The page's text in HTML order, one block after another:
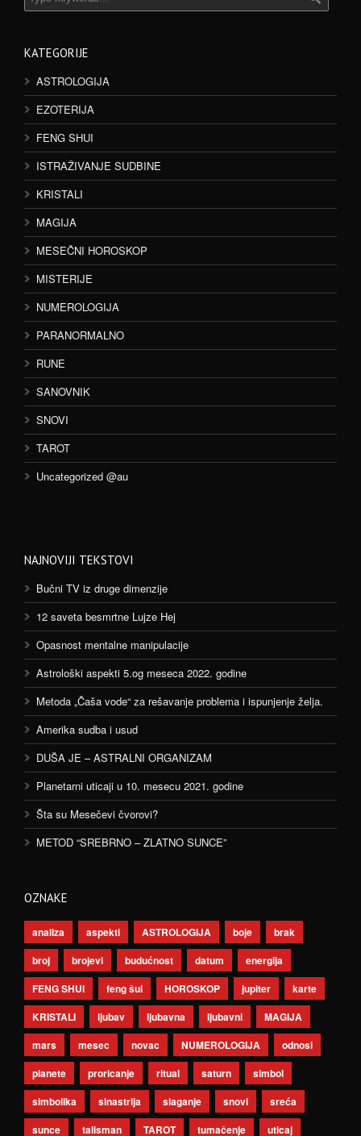
KATEGORIJE
ASTROLOGIJA
EZOTERIJA
FENG SHUI
ISTRAŽIVANJE SUDBINE
KRISTALI
MAGIJA
MESEČNI HOROSKOP
MISTERIJE
NUMEROLOGIJA
PARANORMALNO
RUNE
SANOVNIK
SNOVI
TAROT
Uncategorized @au
NAJNOVIJI TEKSTOVI
Bučni TV iz druge dimenzije
12 saveta besmrtne Lujze Hej
Opasnost mentalne manipulacije
Astrološki aspekti 5.og meseca 2022. godine
Metoda „Čaša vode“ za rešavanje problema i ispunjenje želja.
Amerika sudba i usud
DUŠA JE – ASTRALNI ORGANIZAM
Planetarni uticaji u 10. mesecu 2021. godine
Šta su Mesečevi čvorovi?
METOD “SREBRNO – ZLATNO SUNCE”
OZNAKE
analiza aspekti ASTROLOGIJA boje
brak
broj
brojevi budućnost datum
energija
FENG SHUI
feng šui HOROSKOP jupiter
karte
KRISTALI
ljubav ljubavna ljubavni
MAGIJA
mars
mesec novac NUMEROLOGIJA
odnosi
planete
proricanje ritual saturn
simbol
simbolika
sinastrija slaganje snovi
sreća
sunce
talisman TAROT tumačenje uticaj